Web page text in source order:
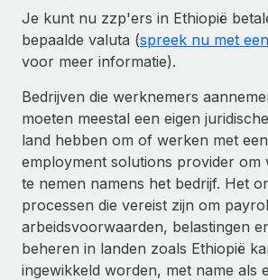
Je kunt nu zzp'ers in Ethiopië
bepaalde valuta (spreek nu met
voor meer informatie).
Bedrijven die werknemers
moeten meestal een eigen
land hebben om of werken met
employment solutions provider om
te nemen namens het bedrijf. Het
processen die vereist zijn om
arbeidsvoorwaarden, belastingen
beheren in landen zoals Ethiopië
ingewikkeld worden, met name als